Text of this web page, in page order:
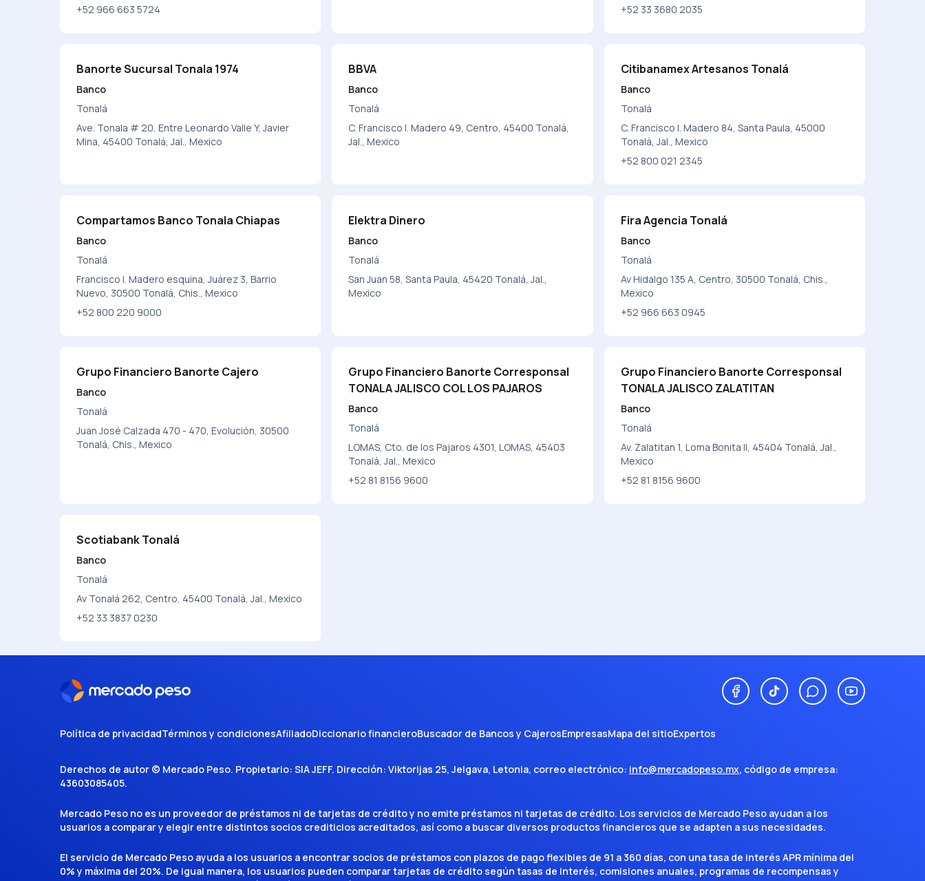
+52 966 663 5724
+52 33 3680 2035
Banorte Sucursal Tonala 1974
Banco
Tonalá
Ave. Tonala # 20, Entre Leonardo Valle Y, Javier
Mina, 45400 Tonalá, Jal., Mexico
BBVA
Banco
Tonalá
C. Francisco I. Madero 49, Centro, 45400 Tonalá,
Jal., Mexico
Citibanamex Artesanos Tonalá
Banco
Tonalá
C. Francisco I. Madero 84, Santa Paula, 45000
Tonalá, Jal., Mexico
+52 800 021 2345
Compartamos Banco Tonala Chiapas
Banco
Tonalá
Francisco I. Madero esquina, Juárez 3, Barrio
Nuevo, 30500 Tonalá, Chis., Mexico
+52 800 220 9000
Elektra Dinero
Banco
Tonalá
San Juan 58, Santa Paula, 45420 Tonalá, Jal.,
Mexico
Fira Agencia Tonalá
Banco
Tonalá
Av Hidalgo 135 A, Centro, 30500 Tonalá, Chis.,
Mexico
+52 966 663 0945
Grupo Financiero Banorte Cajero
Banco
Tonalá
Juan José Calzada 470 - 470, Evolución, 30500
Tonalá, Chis., Mexico
Grupo Financiero Banorte Corresponsal
TONALA JALISCO COL LOS PAJAROS
Banco
Tonalá
LOMAS, Cto. de los Pajaros 4301, LOMAS, 45403
Tonalá, Jal., Mexico
+52 81 8156 9600
Grupo Financiero Banorte Corresponsal
TONALA JALISCO ZALATITAN
Banco
Tonalá
Av. Zalatitan 1, Loma Bonita II, 45404 Tonalá, Jal.,
Mexico
+52 81 8156 9600
Scotiabank Tonalá
Banco
Tonalá
Av Tonalá 262, Centro, 45400 Tonalá, Jal., Mexico
+52 33 3837 0230
Política de privacidadTérminos y condicionesAfiliadoDiccionario financieroBuscador de Bancos y CajerosEmpresasMapa del sitioExpertos
Derechos de autor © Mercado Peso. Propietario: SIA JEFF. Dirección: Viktorijas 25, Jelgava, Letonia, correo electrónico: info@mercadopeso.mx, código de empresa:
43603085405.
Mercado Peso no es un proveedor de préstamos ni de tarjetas de crédito y no emite préstamos ni tarjetas de crédito. Los servicios de Mercado Peso ayudan a los
usuarios a comparar y elegir entre distintos socios crediticios acreditados, así como a buscar diversos productos financieros que se adapten a sus necesidades.
El servicio de Mercado Peso ayuda a los usuarios a encontrar socios de préstamos con plazos de pago flexibles de 91 a 360 días, con una tasa de interés APR mínima del
0% y máxima del 20%. De igual manera, los usuarios pueden comparar tarjetas de crédito según tasas de interés, comisiones anuales, programas de recompensas y